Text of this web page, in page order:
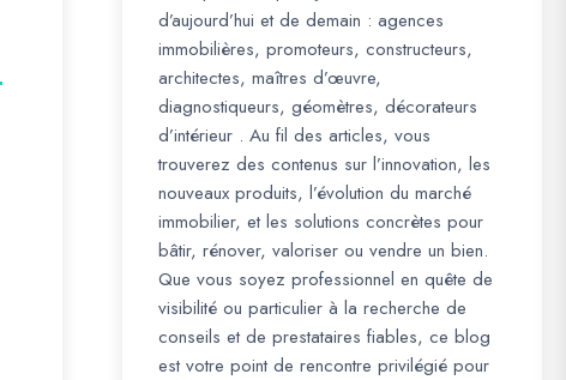
d’aujourd’hui et de demain : agences
immobilières, promoteurs, constructeurs,
architectes, maîtres d’œuvre,
diagnostiqueurs, géomètres, décorateurs
d’intérieur . Au fil des articles, vous
trouverez des contenus sur l’innovation, les
nouveaux produits, l’évolution du marché
immobilier, et les solutions concrètes pour
bâtir, rénover, valoriser ou vendre un bien.
Que vous soyez professionnel en quête de
visibilité ou particulier à la recherche de
conseils et de prestataires fiables, ce blog
est votre point de rencontre privilégié pour